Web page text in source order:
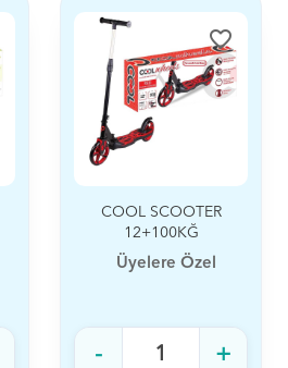
favorite_border
COOL SCOOTER
12+100KĞ
Üyelere Özel
- +